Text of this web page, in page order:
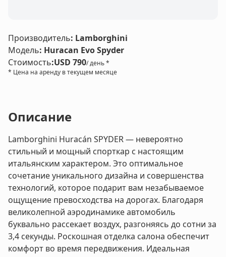
Производитель: Lamborghini
Модель: Huracan Evo Spyder
Стоимость:USD 790/ день *
* Цена на аренду в текущем месяце
Описание
Lamborghini Huracán SPYDER — невероятно
стильный и мощный спорткар с настоящим
итальянским характером. Это оптимальное
сочетание уникального дизайна и совершенства
технологий, которое подарит вам незабываемое
ощущение превосходства на дорогах. Благодаря
великолепной аэродинамике автомобиль
буквально рассекает воздух, разгоняясь до сотни за
3,4 секунды. Роскошная отделка салона обеспечит
комфорт во время передвижения. Идеальная